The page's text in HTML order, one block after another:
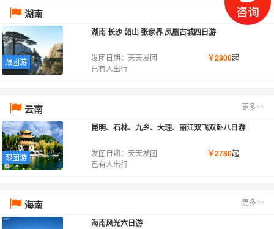
湖南 更多>>
跟团游
湖南 长沙 韶山 张家界 凤凰古城四日游
发团日期：天天发团
已有人出行
￥2800起
云南 更多>>
跟团游
昆明、石林、九乡、大理、丽江双飞双卧八日游
发团日期：天天发团
已有人出行
￥2780起
海南 更多>>
海南风光六日游